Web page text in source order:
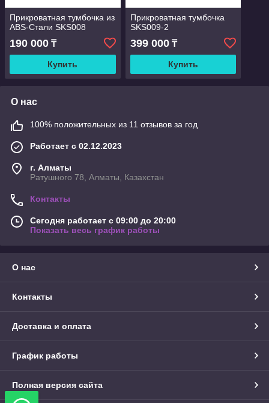
Прикроватная тумбочка из
ABS-Стали SKS008
190 000 ₸
Купить
Прикроватная тумбочка
SKS009-2
399 000₸
Купить
О нас
100% положительных из 11 отзывов за год
Работает с 02.12.2023
г. Алматы
Ратушного 78, Алматы, Казахстан
Контакты
Сегодня работает с 09:00 до 20:00
Показать весь график работы
О нас
Контакты
Доставка и оплата
График работы
Полная версия сайта